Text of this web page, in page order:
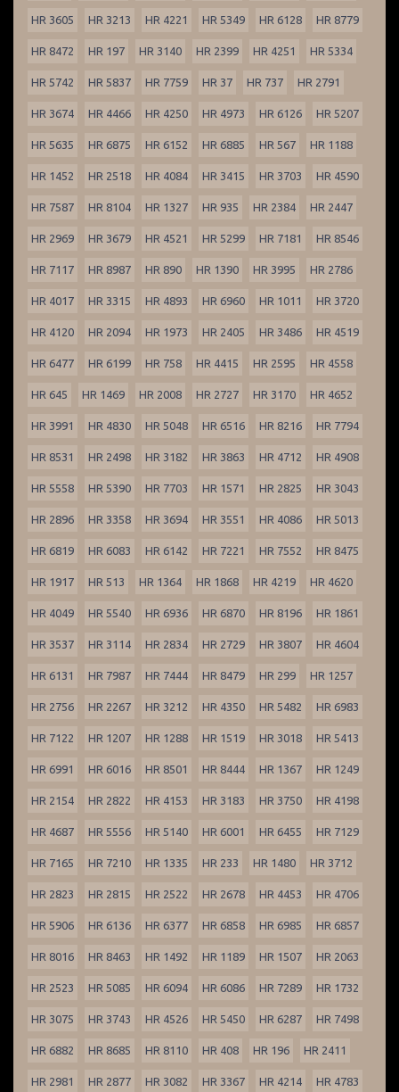
HR 3605 HR 3213 HR 4221 HR 5349 HR 6128 HR 8779
HR 8472 HR 197 HR 3140 HR 2399 HR 4251 HR 5334
HR 5742 HR 5837 HR 7759 HR 37 HR 737 HR 2791
HR 3674 HR 4466 HR 4250 HR 4973 HR 6126 HR 5207
HR 5635 HR 6875 HR 6152 HR 6885 HR 567 HR 1188
HR 1452 HR 2518 HR 4084 HR 3415 HR 3703 HR 4590
HR 7587 HR 8104 HR 1327 HR 935 HR 2384 HR 2447
HR 2969 HR 3679 HR 4521 HR 5299 HR 7181 HR 8546
HR 7117 HR 8987 HR 890 HR 1390 HR 3995 HR 2786
HR 4017 HR 3315 HR 4893 HR 6960 HR 1011 HR 3720
HR 4120 HR 2094 HR 1973 HR 2405 HR 3486 HR 4519
HR 6477 HR 6199 HR 758 HR 4415 HR 2595 HR 4558
HR 645 HR 1469 HR 2008 HR 2727 HR 3170 HR 4652
HR 3991 HR 4830 HR 5048 HR 6516 HR 8216 HR 7794
HR 8531 HR 2498 HR 3182 HR 3863 HR 4712 HR 4908
HR 5558 HR 5390 HR 7703 HR 1571 HR 2825 HR 3043
HR 2896 HR 3358 HR 3694 HR 3551 HR 4086 HR 5013
HR 6819 HR 6083 HR 6142 HR 7221 HR 7552 HR 8475
HR 1917 HR 513 HR 1364 HR 1868 HR 4219 HR 4620
HR 4049 HR 5540 HR 6936 HR 6870 HR 8196 HR 1861
HR 3537 HR 3114 HR 2834 HR 2729 HR 3807 HR 4604
HR 6131 HR 7987 HR 7444 HR 8479 HR 299 HR 1257
HR 2756 HR 2267 HR 3212 HR 4350 HR 5482 HR 6983
HR 7122 HR 1207 HR 1288 HR 1519 HR 3018 HR 5413
HR 6991 HR 6016 HR 8501 HR 8444 HR 1367 HR 1249
HR 2154 HR 2822 HR 4153 HR 3183 HR 3750 HR 4198
HR 4687 HR 5556 HR 5140 HR 6001 HR 6455 HR 7129
HR 7165 HR 7210 HR 1335 HR 233 HR 1480 HR 3712
HR 2823 HR 2815 HR 2522 HR 2678 HR 4453 HR 4706
HR 5906 HR 6136 HR 6377 HR 6858 HR 6985 HR 6857
HR 8016 HR 8463 HR 1492 HR 1189 HR 1507 HR 2063
HR 2523 HR 5085 HR 6094 HR 6086 HR 7289 HR 1732
HR 3075 HR 3743 HR 4526 HR 5450 HR 6287 HR 7498
HR 6882 HR 8685 HR 8110 HR 408 HR 196 HR 2411
HR 2981 HR 2877 HR 3082 HR 3367 HR 4214 HR 4783